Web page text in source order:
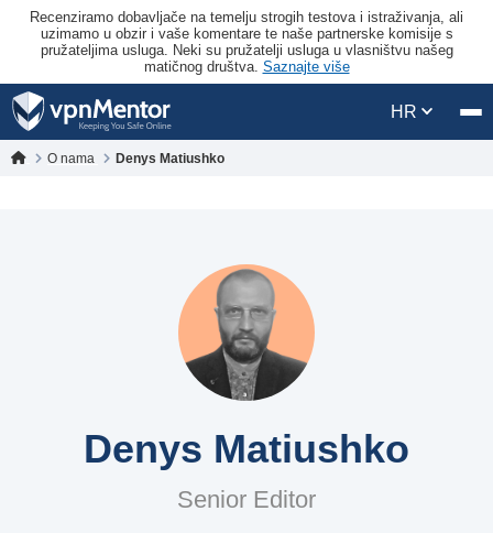
Recenziramo dobavljače na temelju strogih testova i istraživanja, ali
uzimamo u obzir i vaše komentare te naše partnerske komisije s
pružateljima usluga. Neki su pružatelji usluga u vlasništvu našeg
matičnog društva. Saznajte više
HR
O nama Denys Matiushko
Denys Matiushko
Senior Editor